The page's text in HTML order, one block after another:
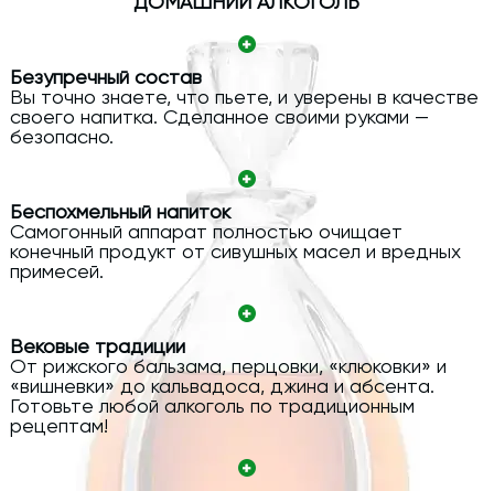
Безупречный состав
Вы точно знаете, что пьете, и уверены в качестве
своего напитка. Сделанное своими руками —
безопасно.
Беспохмельный напиток
Самогонный аппарат полностью очищает
конечный продукт от сивушных масел и вредных
примесей.
Вековые традиции
От рижского бальзама, перцовки, «клюковки» и
«вишневки» до кальвадоса, джина и абсента.
Готовьте любой алкоголь по традиционным
рецептам!